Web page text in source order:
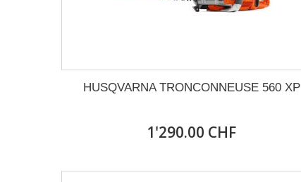
HUSQVARNA TRONCONNEUSE 560 XP
1'290.00 CHF